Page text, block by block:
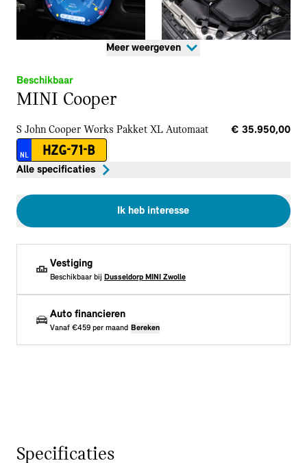
Meer weergeven
Beschikbaar
MINI Cooper
S John Cooper Works Pakket XL Automaat € 35.950,00
NL HZG-71-B
Alle specificaties
Ik heb interesse
Vestiging
Beschikbaar bij Dusseldorp MINI Zwolle
Auto financieren
Vanaf €459 per maand Bereken
Specificaties